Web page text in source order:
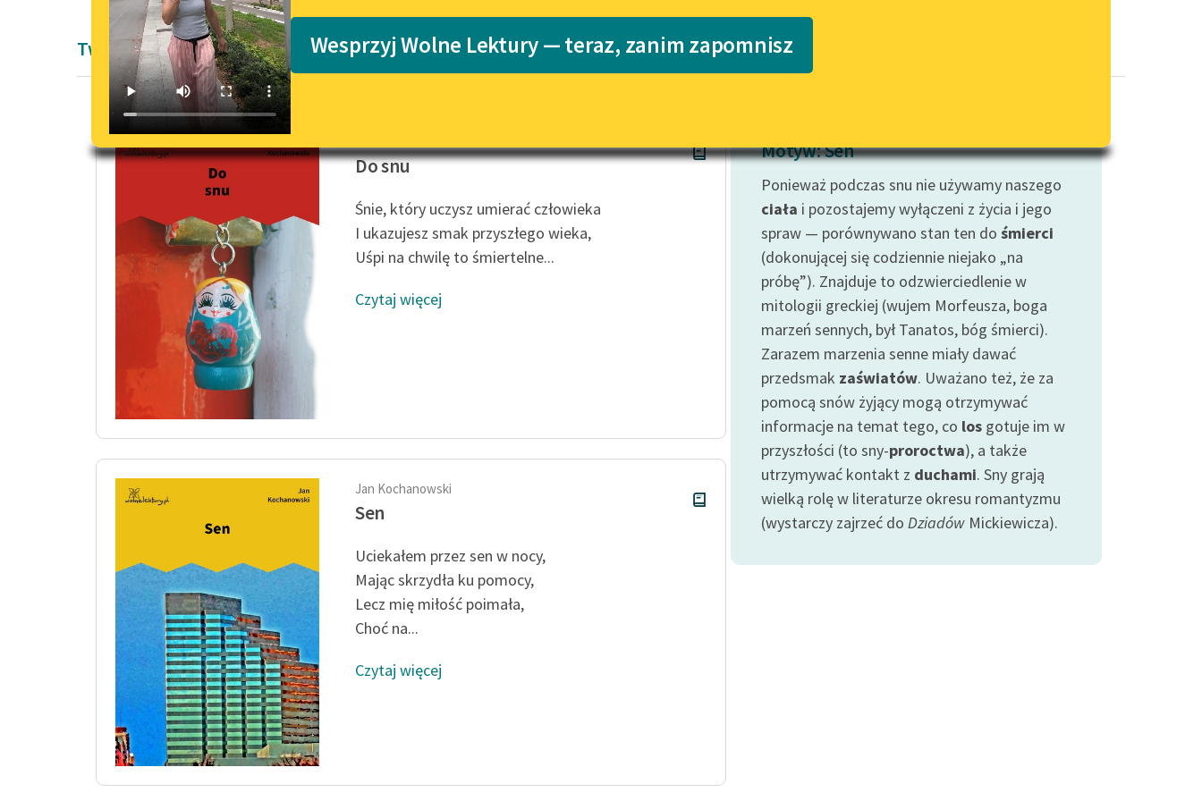
niepełnosprawnościami
literatury do słuchania dla
uczennic i uczniów z
niepełnosprawnościami
Feministyczne inspiracje.
Katalog
Katalog w formacie PDF
wrażliwych
Deklaracja dostępności
Wesprzyj Wolne Lektury — teraz, zanim zapomnisz
Twórczość Jan Kochanowski
Do snu
Śnie, który uczysz umierać człowieka
I ukazujesz smak przyszłego wieka,
Uśpi na chwilę to śmiertelne...
Czytaj więcej
Jan Kochanowski
Sen
Uciekałem przez sen w nocy,
Mając skrzydła ku pomocy,
Lecz mię miłość poimała,
Choć na...
Czytaj więcej
Motyw: Sen
Ponieważ podczas snu nie używamy naszego
ciała i pozostajemy wyłączeni z życia i jego
spraw — porównywano stan ten do śmierci
(dokonującej się codziennie niejako „na
próbę”). Znajduje to odzwierciedlenie w
mitologii greckiej (wujem Morfeusza, boga
marzeń sennych, był Tanatos, bóg śmierci).
Zarazem marzenia senne miały dawać
przedsmak zaświatów. Uważano też, że za
pomocą snów żyjący mogą otrzymywać
informacje na temat tego, co los gotuje im w
przyszłości (to sny-proroctwa), a także
utrzymywać kontakt z duchami. Sny grają
wielką rolę w literaturze okresu romantyzmu
(wystarczy zajrzeć do Dziadów Mickiewicza).